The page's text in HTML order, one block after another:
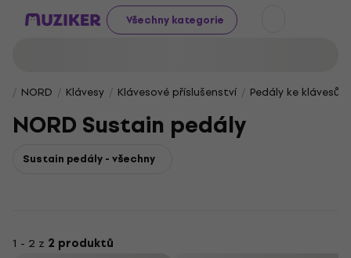
Všechny kategorie
NORD Klávesy Klávesové příslušenství Pedály ke klávesům
NORD Sustain pedály
Sustain pedály - všechny
1 - 2 z 2 produktů